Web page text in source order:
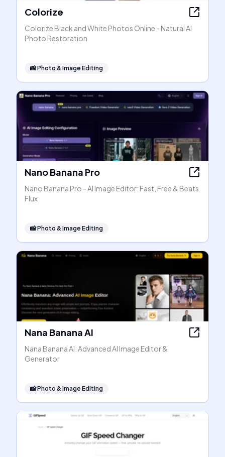
Colorize
Colorize Black and White Photos Online - Natural AI
Photo Restoration
📸Photo & Image Editing
Nano Banana Pro
Nano Banana Pro - AI Image Editor: Fast, Free & Beats
Flux
📸Photo & Image Editing
Nana Banana AI
Nana Banana AI: Advanced AI Image Editor &
Generator
📸Photo & Image Editing